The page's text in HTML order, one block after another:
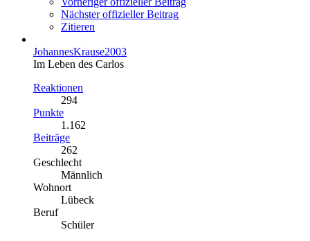
Nächster offizieller Beitrag
Zitieren
JohannesKrause2003
Im Leben des Carlos
Reaktionen
294
Punkte
1.162
Beiträge
262
Geschlecht
Männlich
Wohnort
Lübeck
Beruf
Schüler